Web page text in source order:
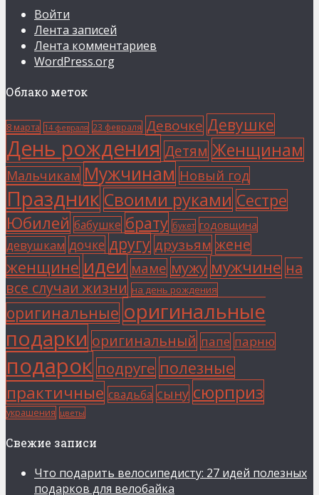
Войти
Лента записей
Лента комментариев
WordPress.org
Облако меток
8 марта 14 февраля 23 февраля Девочке Девушке
День рождения Детям Женщинам
Мальчикам Мужчинам Новый год
Праздник Своими руками Сестре
Юбилей бабушке брату букет годовщина
девушкам дочке другу друзьям жене
женщине идеи маме мужу мужчине на
все случаи жизни на день рождения
оригинальные оригинальные
подарки оригинальный папе парню
подарок подруге полезные
практичные свадьба сыну сюрприз
украшения цветы
Свежие записи
Что подарить велосипедисту: 27 идей полезных
подарков для велобайка